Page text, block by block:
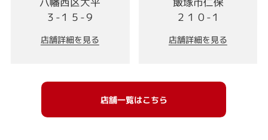
３-１５-９
店舗詳細を見る
２１０-１
店舗詳細を見る
店舗一覧はこちら